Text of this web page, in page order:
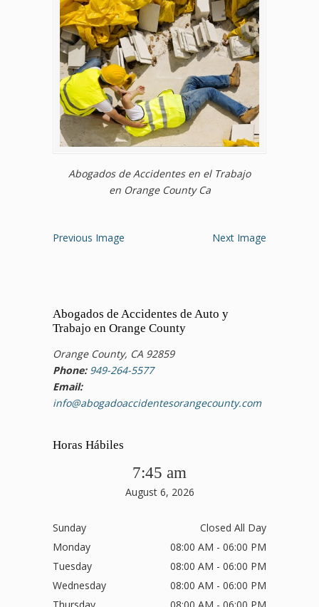
Abogados de Accidentes en el Trabajo
en Orange County Ca
Previous Image Next Image
Abogados de Accidentes de Auto y
Trabajo en Orange County
Orange County, CA 92859
Phone: 949-264-5577
Email:
info@abogadoaccidentesorangecounty.com
Horas Hábiles
7:45 am
August 6, 2026
Sunday
Closed All Day
Monday
08:00 AM - 06:00 PM
Tuesday
08:00 AM - 06:00 PM
Wednesday
08:00 AM - 06:00 PM